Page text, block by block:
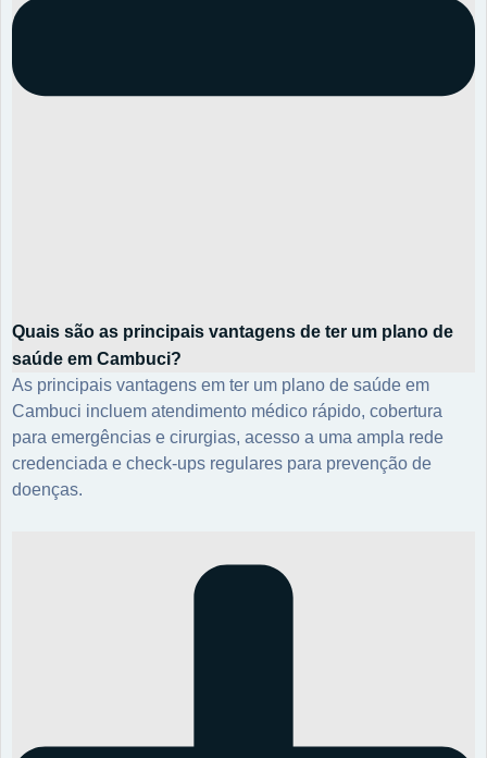
Quais são as principais vantagens de ter um plano de
saúde em Cambuci?
As principais vantagens em ter um plano de saúde em
Cambuci incluem atendimento médico rápido, cobertura
para emergências e cirurgias, acesso a uma ampla rede
credenciada e check-ups regulares para prevenção de
doenças.